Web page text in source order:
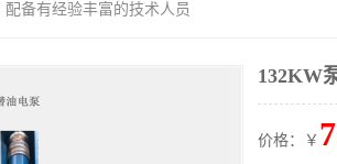
备有经验丰富的技术人员
132KW
价格：￥